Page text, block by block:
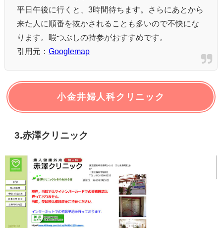
平日午後に行くと、3時間待ちます。さらにあとから
来た人に順番を抜かされることも多いので不快にな
ります。暇つぶしの持参がおすすめです。
引用元： Googlemap
小金井婦人科クリニック
3.赤澤クリニック